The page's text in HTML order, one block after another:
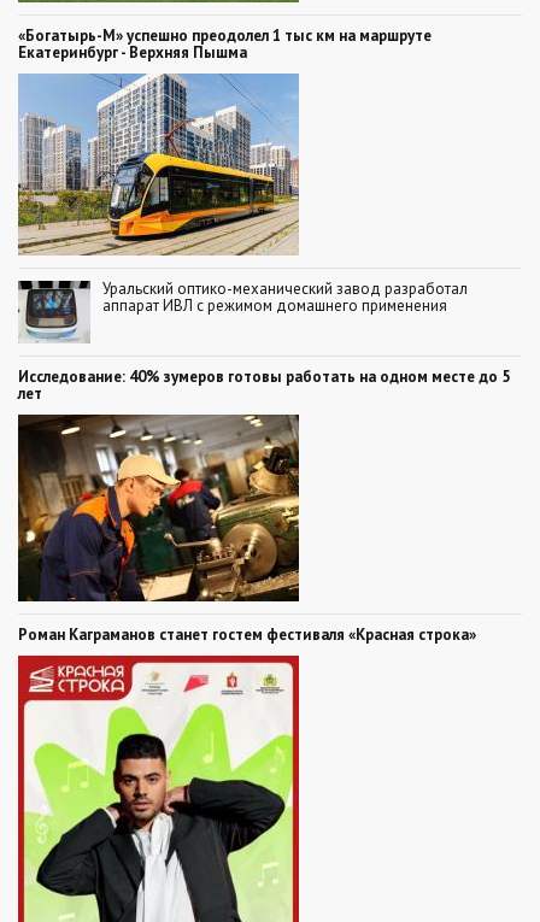
«Богатырь-М» успешно преодолел 1 тыс км на маршруте
Екатеринбург - Верхняя Пышма
Уральский оптико-механический завод разработал
аппарат ИВЛ с режимом домашнего применения
Исследование: 40% зумеров готовы работать на одном месте до 5
лет
Роман Каграманов станет гостем фестиваля «Красная строка»